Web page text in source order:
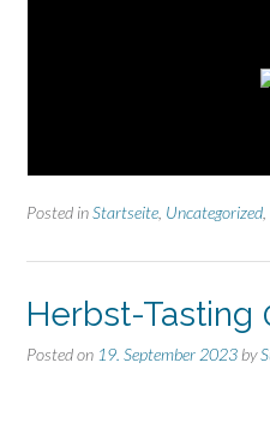
Posted inStartseite Uncategorized
Herbst-Tasting
Posted on 19. September 2023 by